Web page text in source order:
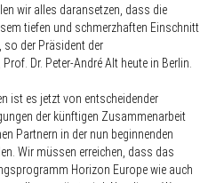
wir alles daransetzen, dass die
tiefen und schmerzhaften Einschnitt
so der Präsident der
Dr. Peter-André Alt heute in Berlin.
ist es jetzt von entscheidender
der künftigen Zusammenarbeit
Partnern in der nun beginnenden
Wir müssen erreichen, dass das
Horizon Europe wie auch